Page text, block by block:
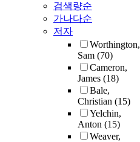
검색량순
가나다순
저자
Worthington,
Sam (70)
Cameron,
James (18)
Bale,
Christian (15)
Yelchin,
Anton (15)
Weaver,